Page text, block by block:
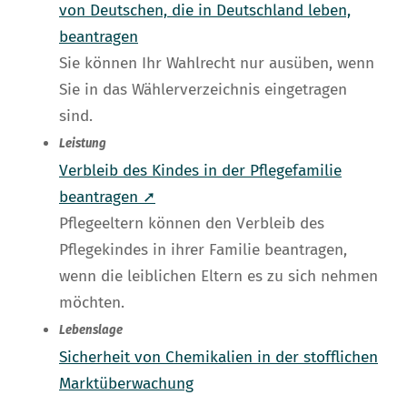
von Deutschen, die in Deutschland leben,
beantragen
Sie können Ihr Wahlrecht nur ausüben, wenn
Sie in das Wählerverzeichnis eingetragen
sind.
Leistung
Verbleib des Kindes in der Pflegefamilie
beantragen ➚
Pflegeeltern können den Verbleib des
Pflegekindes in ihrer Familie beantragen,
wenn die leiblichen Eltern es zu sich nehmen
möchten.
Lebenslage
Sicherheit von Chemikalien in der stofflichen
Marktüberwachung